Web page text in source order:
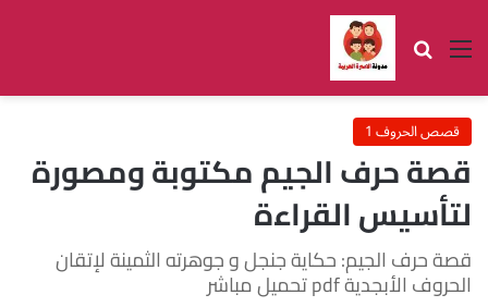
القائمة بحث عن
قصص الحروف 1
قصة حرف الجيم مكتوبة ومصورة
لتأسيس القراءة
قصة حرف الجيم: حكاية جنجل و جوهرته الثمينة لإتقان
الحروف الأبجدية pdf تحميل مباشر